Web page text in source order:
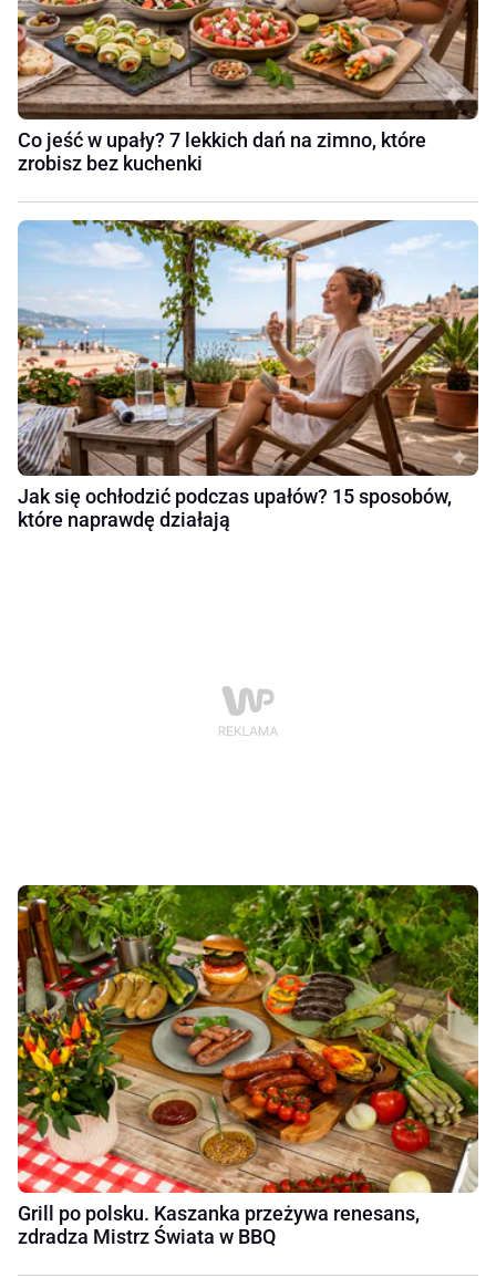
Co jeść w upały? 7 lekkich dań na zimno, które
zrobisz bez kuchenki
Jak się ochłodzić podczas upałów? 15 sposobów,
które naprawdę działają
Grill po polsku. Kaszanka przeżywa renesans,
zdradza Mistrz Świata w BBQ